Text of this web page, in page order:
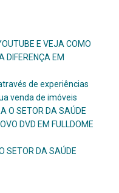
E VEJA COMO
DIFERENÇA EM
de experiências
venda de imóveis
O SETOR DA SAÚDE
DVD EM FULLDOME
SETOR DA SAÚDE